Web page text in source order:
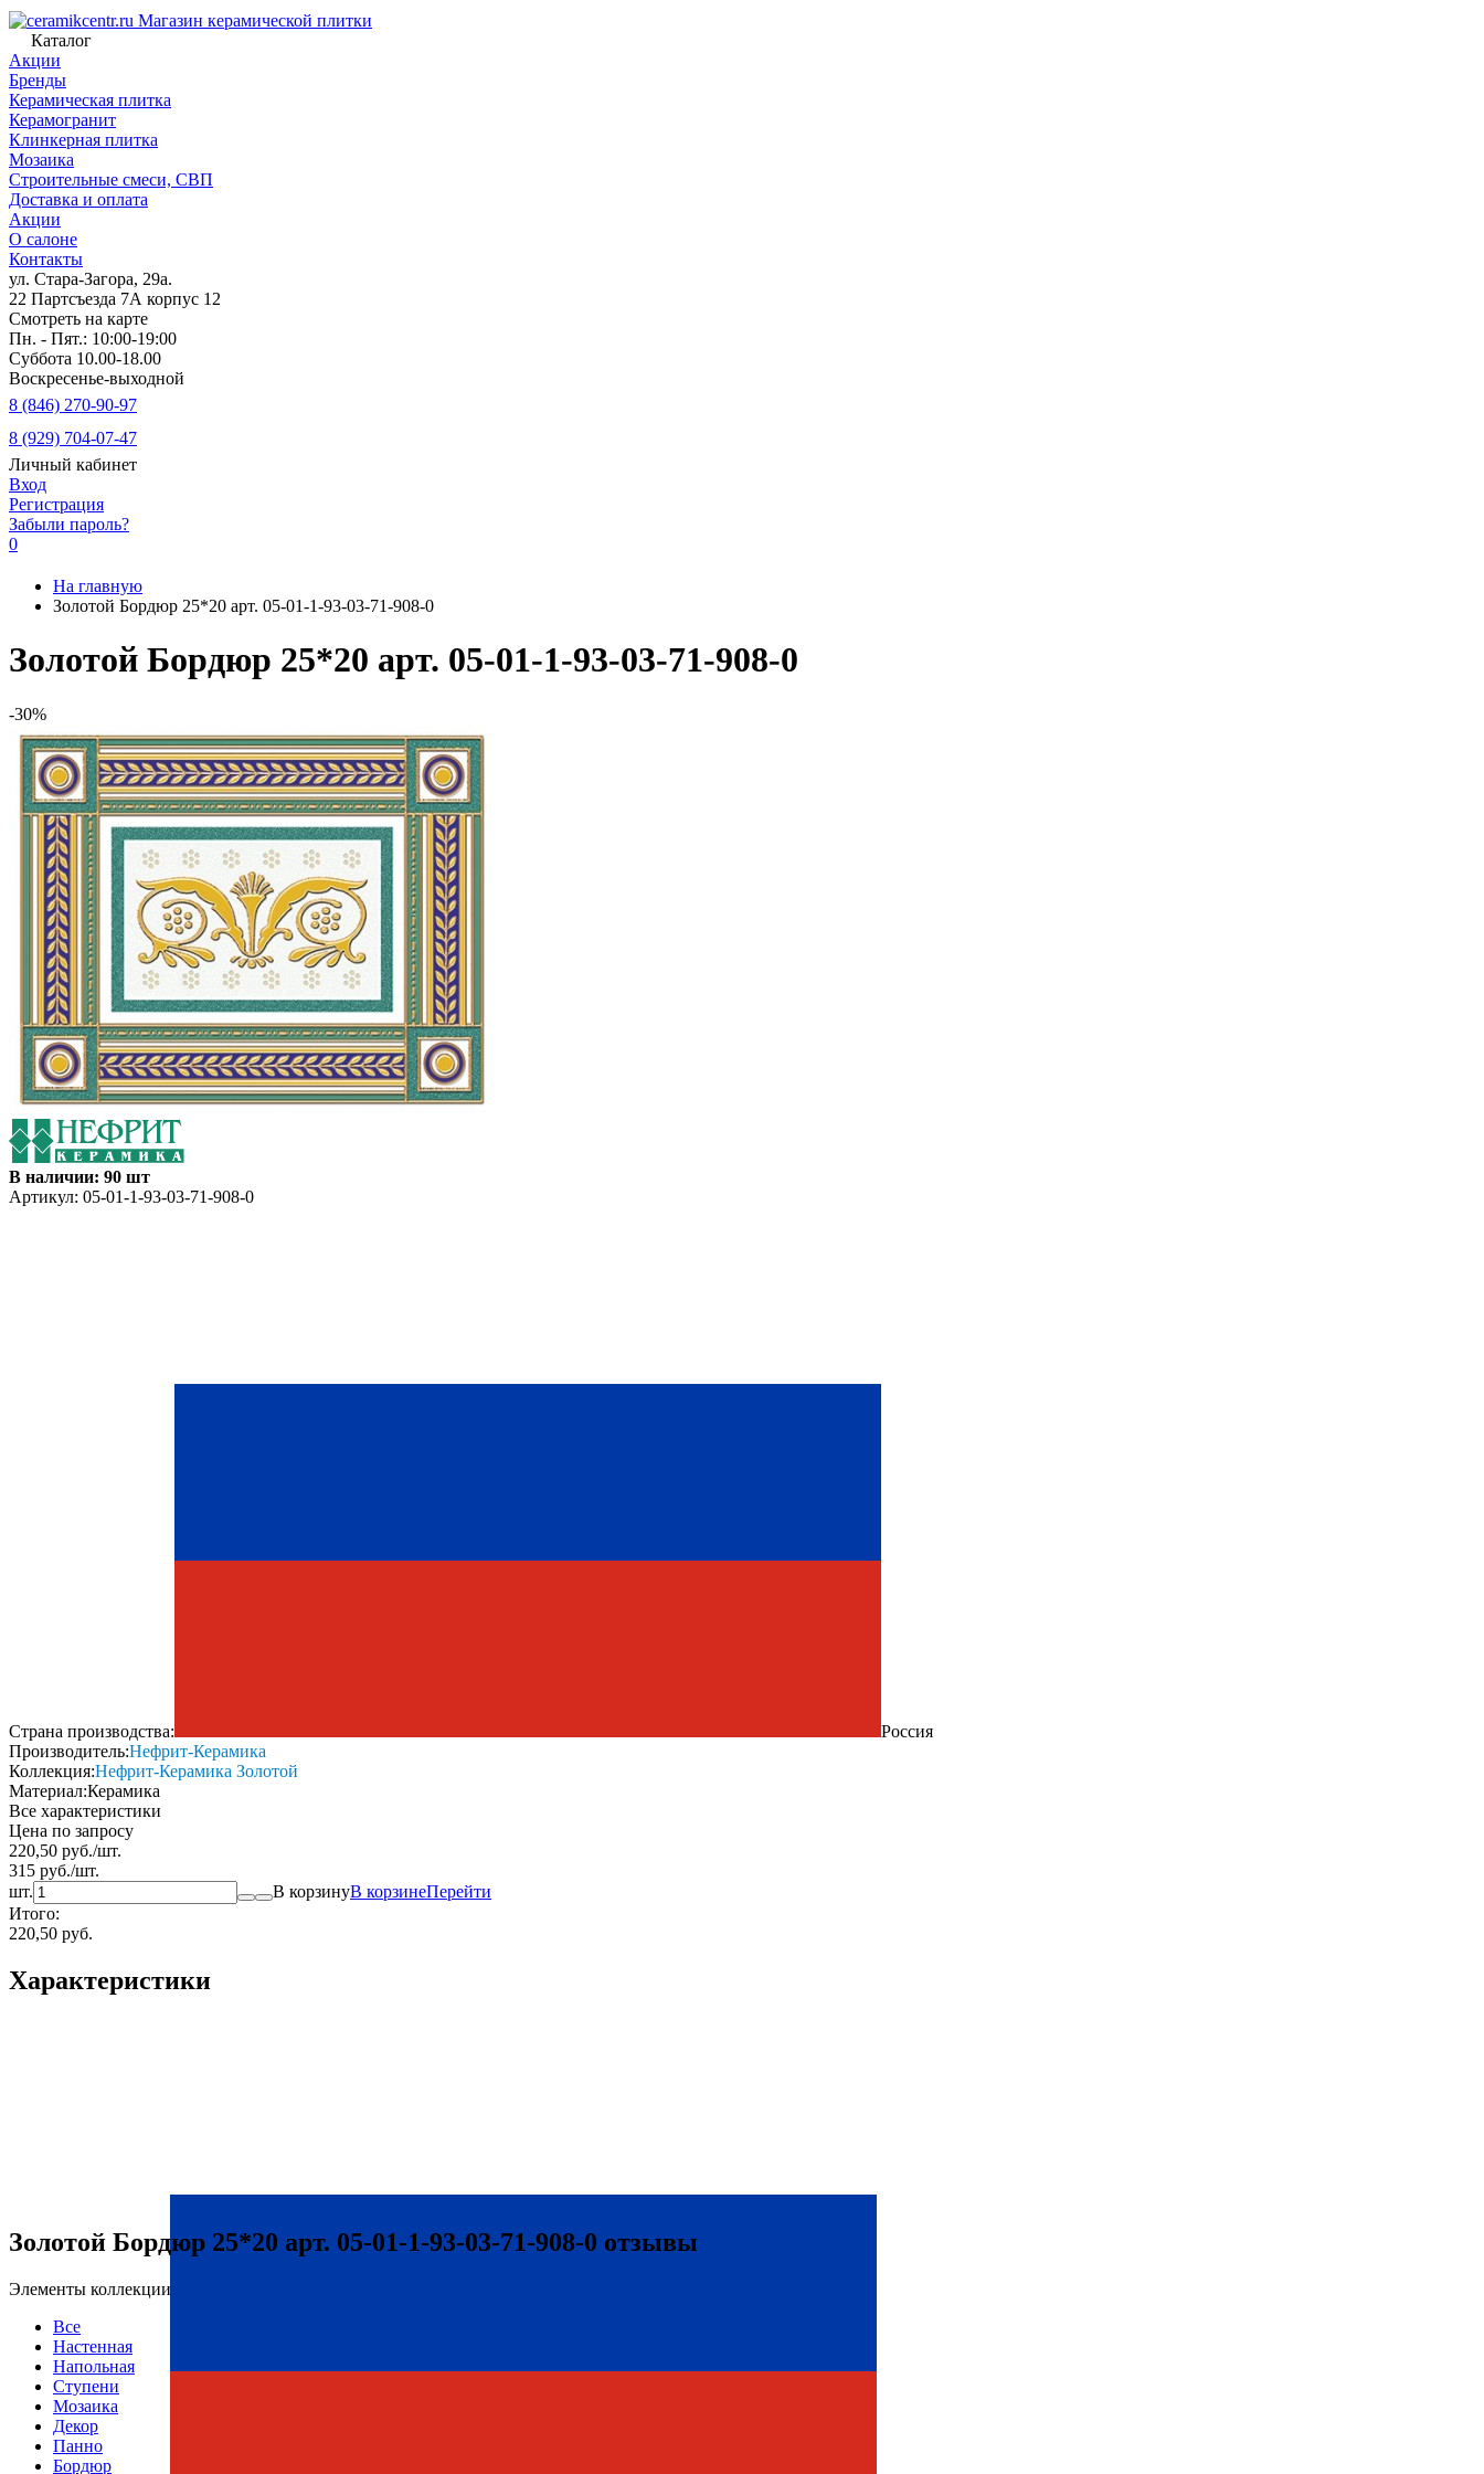
Магазин керамической плитки
Каталог
Акции
Бренды
Керамическая плитка
Керамогранит
Клинкерная плитка
Мозаика
Строительные смеси, СВП
Доставка и оплата
Акции
О салоне
Контакты
ул. Стара-Загора, 29а.
22 Партсъезда 7А корпус 12
Смотреть на карте
Пн. - Пят.: 10:00-19:00
Суббота 10.00-18.00
Воскресенье-выходной
8 (846) 270-90-97
8 (929) 704-07-47
Личный кабинет
Вход
Регистрация
Забыли пароль?
0
На главную
Золотой Бордюр 25*20 арт. 05-01-1-93-03-71-908-0
Золотой Бордюр 25*20 арт. 05-01-1-93-03-71-908-0
-30%
В наличии: 90 шт
Артикул: 05-01-1-93-03-71-908-0
Страна производства:
Россия
Производитель:Нефрит-Керамика
Коллекция:Нефрит-Керамика Золотой
Материал:Керамика
Все характеристики
Цена по запросу
220,50 руб./шт.
315 руб./шт.
шт.
В корзинуВ корзинеПерейти
Итого:
220,50 руб.
Характеристики
Золотой Бордюр 25*20 арт. 05-01-1-93-03-71-908-0 отзывы
Элементы коллекции
Все
Настенная
Напольная
Ступени
Мозаика
Декор
Панно
Бордюр